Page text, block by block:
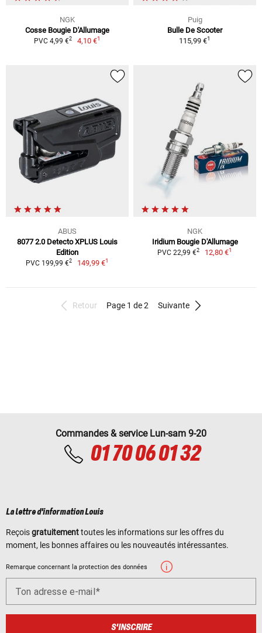
NGK
Cosse Bougie D'Allumage
PVC 4,99 €2 4,10 €1
Puig
Bulle De Scooter
115,99 €1
ABUS
8077 2.0 Detecto XPLUS Louis
Edition
PVC 199,99 €2 149,99 €1
NGK
Iridium Bougie D'Allumage
PVC 22,99 €2 12,80 €1
Retour Page 1 de 2 Suivante
Commandes & service Lun-sam 9-20
01 70 06 01 32
La lettre d'information Louis
Reçoisgratuitementtoutes les informations sur les offres du
moment, les bonnes affaires ou les nouveautés intéressantes.
Remarque concernant la protection des données
Ton adresse e-mail
S'INSCRIRE